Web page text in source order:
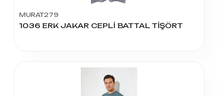
MURAT279
1036 ERK JAKAR CEPLİ BATTAL TİŞÖRT